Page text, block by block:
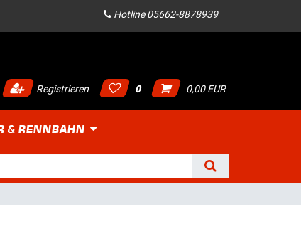
Hotline 05662-8878939
Registrieren 0 0,00 EUR
& RENNBAHN